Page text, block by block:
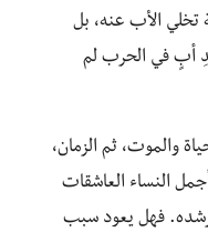
الأب عنه، بل
أبٍ في الحرب لم
والموت، ثم الزمان،
النساء العاشقات
مرشده. فهل يعود سبب